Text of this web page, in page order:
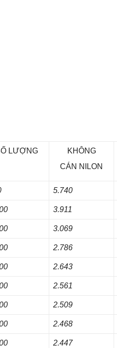
LƯỢNG
KHÔNG
CÁN NILON
5.740
3.911
3.069
2.786
2.643
2.561
2.509
2.468
2.447